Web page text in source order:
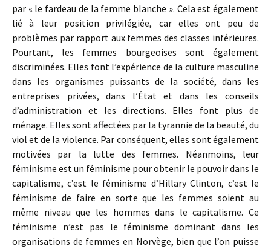
par « le fardeau de la femme blanche ». Cela est également
lié à leur position privilégiée, car elles ont peu de
problèmes par rapport aux femmes des classes inférieures.
Pourtant, les femmes bourgeoises sont également
discriminées. Elles font l’expérience de la culture masculine
dans les organismes puissants de la société, dans les
entreprises privées, dans l’État et dans les conseils
d’administration et les directions. Elles font plus de
ménage. Elles sont affectées par la tyrannie de la beauté, du
viol et de la violence. Par conséquent, elles sont également
motivées par la lutte des femmes. Néanmoins, leur
féminisme est un féminisme pour obtenir le pouvoir dans le
capitalisme, c’est le féminisme d’Hillary Clinton, c’est le
féminisme de faire en sorte que les femmes soient au
même niveau que les hommes dans le capitalisme. Ce
féminisme n’est pas le féminisme dominant dans les
organisations de femmes en Norvège, bien que l’on puisse